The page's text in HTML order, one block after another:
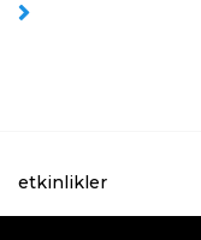
etkinlikler